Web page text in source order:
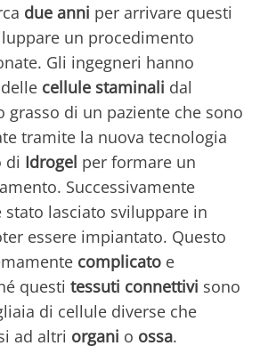
due anni per arrivare questi
un procedimento
Gli ingegneri hanno
cellule staminali dal
grasso di un paziente che sono
tramite la nuova tecnologia
di Idrogel per formare un
Successivamente
stato lasciato sviluppare in
essere impiantato. Questo
complicato e
questi tessuti connettivi sono
di cellule diverse che
ad altri organi o ossa.